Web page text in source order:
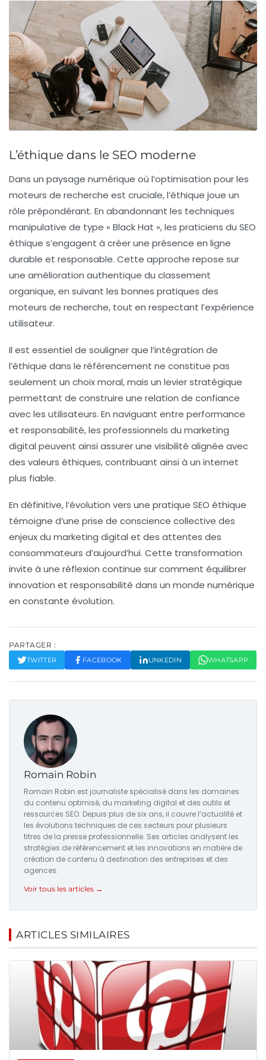
L’éthique dans le SEO moderne
Dans un paysage numérique où l’optimisation pour les
moteurs de recherche est cruciale, l’éthique joue un
rôle prépondérant. En abandonnant les techniques
manipulative de type « Black Hat », les praticiens du SEO
éthique s’engagent à créer une présence en ligne
durable et responsable. Cette approche repose sur
une amélioration authentique du classement
organique, en suivant les bonnes pratiques des
moteurs de recherche, tout en respectant l’expérience
utilisateur.
Il est essentiel de souligner que l’intégration de
l’éthique dans le référencement ne constitue pas
seulement un choix moral, mais un levier stratégique
permettant de construire une relation de confiance
avec les utilisateurs. En naviguant entre performance
et responsabilité, les professionnels du marketing
digital peuvent ainsi assurer une visibilité alignée avec
des valeurs éthiques, contribuant ainsi à un internet
plus fiable.
En définitive, l’évolution vers une pratique SEO éthique
témoigne d’une prise de conscience collective des
enjeux du marketing digital et des attentes des
consommateurs d’aujourd’hui. Cette transformation
invite à une réflexion continue sur comment équilibrer
innovation et responsabilité dans un monde numérique
en constante évolution.
PARTAGER :
TWITTER FACEBOOK LINKEDIN WHATSAPP
Romain Robin
Romain Robin est journaliste spécialisé dans les domaines
du contenu optimisé, du marketing digital et des outils et
ressources SEO. Depuis plus de six ans, il couvre l’actualité et
les évolutions techniques de ces secteurs pour plusieurs
titres de la presse professionnelle. Ses articles analysent les
stratégies de référencement et les innovations en matière de
création de contenu à destination des entreprises et des
agences.
Voir tous les articles →
ARTICLES SIMILAIRES